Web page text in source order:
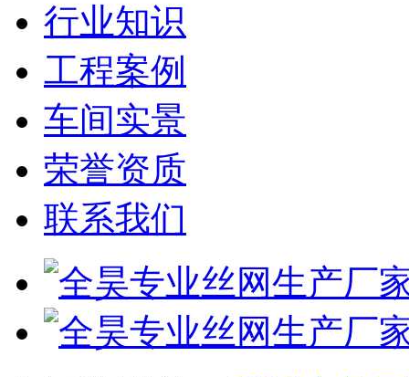
行业知识
工程案例
车间实景
荣誉资质
联系我们